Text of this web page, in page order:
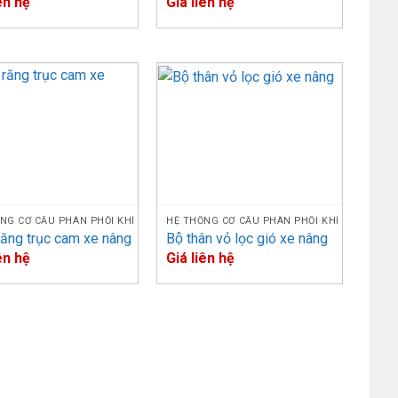
70/ -7/-8/-10,
168*100*2*8 góc
120XL,
S155XL2
139*99*3.0*54 răng
CƠ CẤU PHÂN PHỐI KHÍ
trục cam xe nâng
hệ
HỆ THỐNG CƠ CẤU PHÂN PHỐI KHÍ
Bộ thân vỏ lọc gió xe nâng
Giá liên hệ